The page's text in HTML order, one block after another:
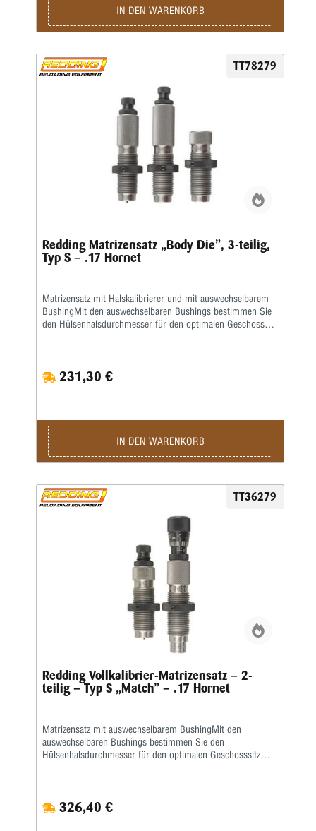
Vollkalibrieren gefettet werden!Beim Halskalibrieren genügt
die Schmierung des Hülsenhalses mit einem
Trockenschmiermittel oder einem Hülsenfett.Wir empfehlen,
wasserlöslichen Kalibrierfett (kein Graphit!) zu fetten, um
das Hülsenmaterial zu schonen.Die Matrizen werden
komplett mit Ausstoßer und Gewinderingen in einer stabilen
Kunststoffbox geliefert.Den passenden Hülsenhalter ordern
Sie bitte immer separat.
IN DEN WARENKORB
TT78279
Redding Matrizensatz „Body Die”, 3-teilig,
Typ S – .17 Hornet
Matrizensatz mit Halskalibrierer und mit auswechselbarem
BushingMit den auswechselbaren Bushings bestimmen Sie
den Hülsenhalsdurchmesser für den optimalen Geschosssitz
Body Die- Standard-SetzmatrizeDie Bushings sind nicht im
Satz enthalten, bitte extra ordern.
231,30 €
IN DEN WARENKORB
TT36279
Redding Vollkalibrier-Matrizensatz – 2-
teilig – Typ S „Match” – .17 Hornet
Matrizensatz mit auswechselbarem BushingMit den
auswechselbaren Bushings bestimmen Sie den
Hülsenhalsdurchmesser für den optimalen Geschosssitz
Bushing- Body Die- Competition-SetzmatrizeDie Bushings
sind nicht im Satz enthalten, bitte extra ordern.
326,40 €